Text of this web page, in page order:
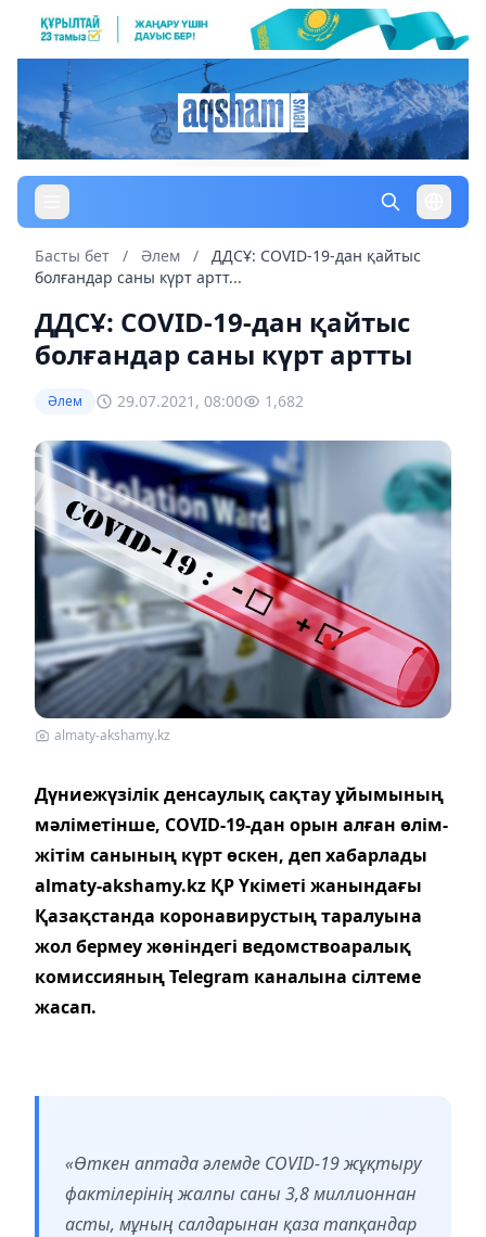
Басты бет / Әлем /
ДДСҰ: COVID-19-дан қайтыс
болғандар саны күрт артт...
ДДСҰ: COVID-19-дан қайтыс
болғандар саны күрт артты
Әлем 29.07.2021, 08:00 1,682
almaty-akshamy.kz
Дүниежүзілік денсаулық сақтау ұйымының
мәліметінше, COVID-19-дан орын алған өлім-
жітім санының күрт өскен, деп хабарлады
almaty-akshamy.kz ҚР Үкіметі жанындағы
Қазақстанда коронавирустың таралуына
жол бермеу жөніндегі ведомствоаралық
комиссияның Telegram каналына сілтеме
жасап.
«Өткен аптада әлемде COVID-19 жұқтыру
фактілерінің жалпы саны 3,8 миллионнан
асты, мұның салдарынан қаза тапқандар